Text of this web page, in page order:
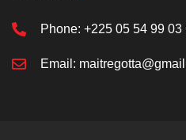
Phone: +225 05 54 99 03
Email: